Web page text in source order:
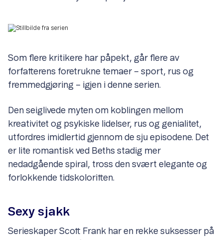
Som flere kritikere har påpekt, går flere av
forfatterens foretrukne temaer – sport, rus og
fremmedgjøring – igjen i denne serien.
Den seiglivede myten om koblingen mellom
kreativitet og psykiske lidelser, rus og genialitet,
utfordres imidlertid gjennom de sju episodene. Det
er lite romantisk ved Beths stadig mer
nedadgående spiral, tross den svært elegante og
forlokkende tidskoloritten.
Sexy sjakk
Serieskaper Scott Frank har en rekke suksesser på